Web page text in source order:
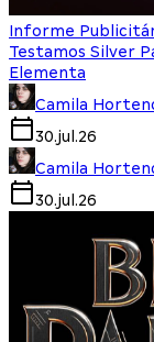
Informe
Testamos Silver
Elementa
Camila
30.jul.26
Camila
30.jul.26